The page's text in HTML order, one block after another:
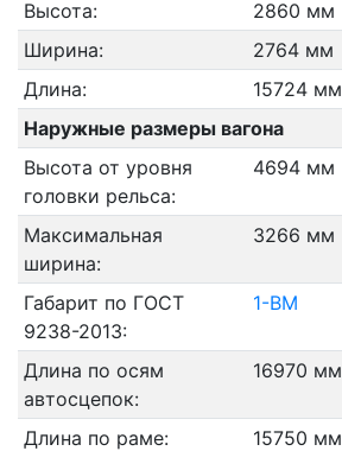
Высота:
2860 мм
Ширина:
2764 мм
Длина:
15724 мм
Наружные размеры вагона
Высота от уровня
головки рельса:
4694 мм
Максимальная
ширина:
3266 мм
Габарит по ГОСТ
9238-2013:
1-ВМ
Длина по осям
автосцепок:
16970 мм
Длина по раме:
15750 мм